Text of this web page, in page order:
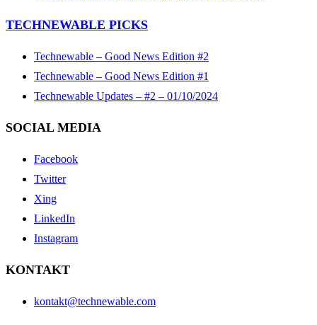
TECHNEWABLE PICKS
Technewable – Good News Edition #2
Technewable – Good News Edition #1
Technewable Updates – #2 – 01/10/2024
SOCIAL MEDIA
Facebook
Twitter
Xing
LinkedIn
Instagram
KONTAKT
kontakt@technewable.com